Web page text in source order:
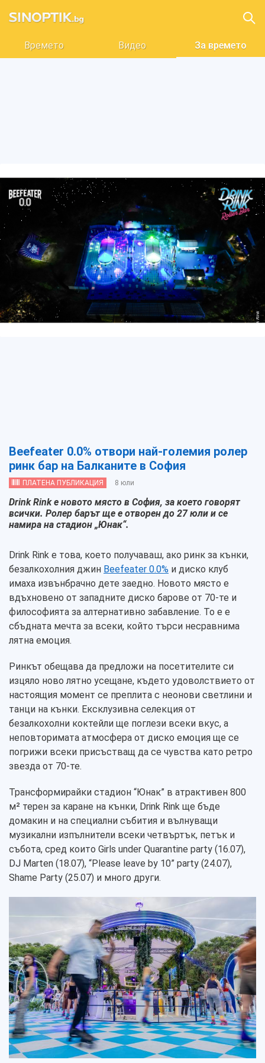
Времето Видео За времето
Drink Rink
Beefeater 0.0% отвори най-големия ролер
ринк бар на Балканите в София
ПЛАТЕНА ПУБЛИКАЦИЯ 8 юли
Drink Rink е новото място в София, за което говорят
всички. Ролер барът ще е отворен до 27 юли и се
намира на стадион „Юнак“.
Drink Rink е това, което получаваш, ако ринк за кънки,
безалкохолния джин Beefeater 0.0% и диско клуб
имаха извънбрачно дете заедно. Новото място е
вдъхновено от западните диско барове от 70-те и
философията за алтернативно забавление. То е е
сбъдната мечта за всеки, който търси несравнима
лятна емоция.
Ринкът обещава да предложи на посетителите си
изцяло ново лятно усещане, където удоволствието от
настоящия момент се преплита с неонови светлини и
танци на кънки. Ексклузивна селекция от
безалкохолни коктейли ще поглези всеки вкус, а
неповторимата атмосфера от диско емоция ще се
погрижи всеки присъстващ да се чувства като ретро
звезда от 70-те.
Трансформирайки стадион “Юнак” в атрактивен 800
м² терен за каране на кънки, Drink Rink ще бъде
домакин и на специални събития и вълнуващи
музикални изпълнители всеки четвъртък, петък и
събота, сред които Girls under Quarantine party (16.07),
DJ Marten (18.07), “Please leave by 10” party (24.07),
Shame Party (25.07) и много други.